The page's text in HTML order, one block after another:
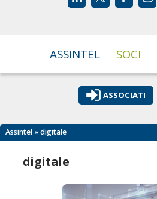
ASSINTEL SOCI
ASSOCIATI
Assintel » digitale
digitale